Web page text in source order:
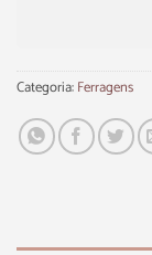
Categoria:Ferragens